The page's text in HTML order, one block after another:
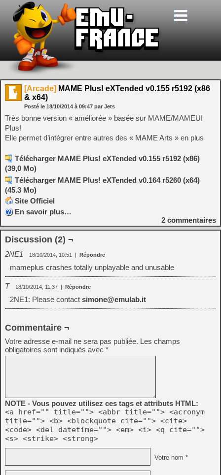
[Arcade] MAME Plus! eXTended v0.155 r5192 (x86
& x64)
Posté le 18/10/2014 à 09:47 par Jets
Très bonne version « améliorée » basée sur MAME/MAMEUI
Plus!
Elle permet d’intégrer entre autres des « MAME Arts » en plus
Télécharger MAME Plus! eXTended v0.155 r5192 (x86)
(39,0 Mo)
Télécharger MAME Plus! eXTended v0.164 r5260 (x64)
(45.3 Mo)
Site Officiel
En savoir plus…
2 commentaires
Discussion (2) ¬
2NE1 18/10/2014, 10:51 | Répondre
mameplus crashes totally unplayable and unusable
T 18/10/2014, 11:37 | Répondre
2NE1: Please contact simone@emulab.it
Commentaire ¬
Votre adresse e-mail ne sera pas publiée. Les champs
obligatoires sont indiqués avec *
NOTE - Vous pouvez utilisez ces tags et attributs HTML:
<a href="" title=""> <abbr title=""> <acronym
title=""> <b> <blockquote cite=""> <cite>
<code> <del datetime=""> <em> <i> <q cite="">
<s> <strike> <strong>
Votre nom *